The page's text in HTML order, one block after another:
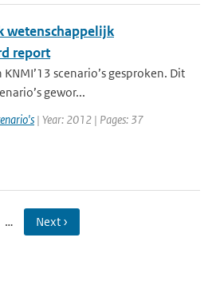
wetenschappelijk
report
scenario’s gesproken. Dit
gewor...
| Year: 2012 | Pages: 37
… Next ›